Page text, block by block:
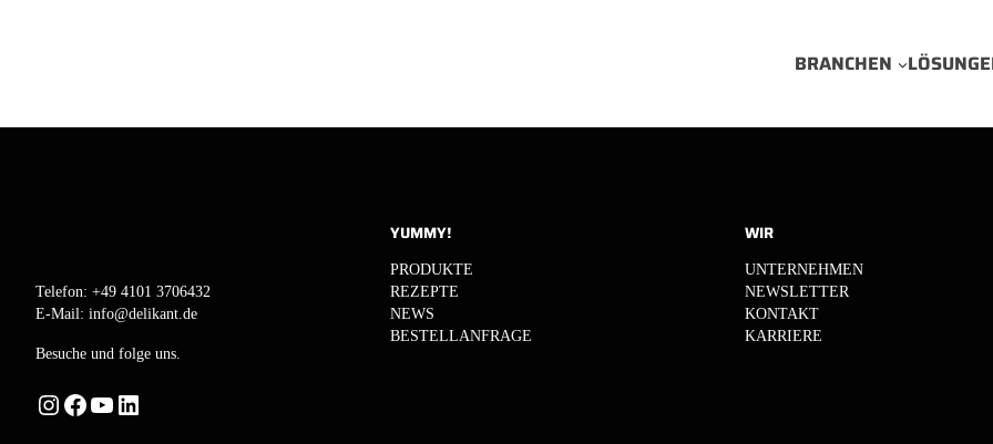
BRANCHEN
Telefon: +49 4101 3706432
E-Mail: info@delikant.de
Besuche und folge uns.
Instagram Facebook YouTube LinkedIn
YUMMY!
PRODUKTE
REZEPTE
NEWS
BESTELLANFRAGE
WIR
UNTERNEHMEN
NEWSLETTER
KONTAKT
KARRIERE